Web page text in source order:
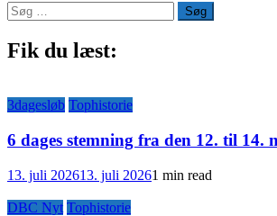
Søg
efter:
Fik du læst:
3dagesløb Tophistorie
6 dages stemning fra den 12. til 14.
13. juli 202613. juli 20261 min read
DBC Nyt Tophistorie